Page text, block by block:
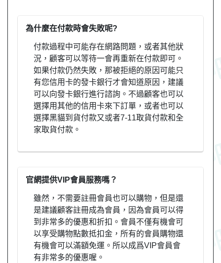
為什麼在付款時會失敗呢?
付款過程中可能存在網路問題，或者其他狀
況，顧客可以等待一會再重新在付款即可。
如果付款仍然失敗，那被拒絕的原因可能只
有您信用卡的發卡銀行才會知道原因，建議
可以向發卡銀行進行諮詢。不過顧客也可以
選擇用其他的信用卡來下訂單，或者也可以
選擇黑貓到貨付款又或者7-11取貨付款和全
家取貨付款。
官網提供VIP會員服務嗎？
雖然，不需要註冊會員也可以購物，但是還
是建議顧客註冊成為會員，因為會員可以得
到非常多的優惠和折扣。會員不僅有機會可
以享受購物點數抵扣金，所有的會員購物還
有機會可以滿額免運。所以成爲VIP會員會
有非常多的優惠喔。